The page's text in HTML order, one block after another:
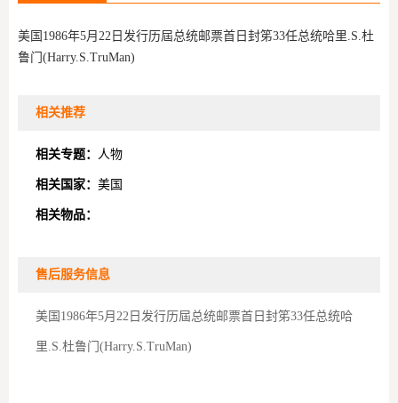
美国1986年5月22日发行历屆总统邮票首日封笫33任总统哈里.S.杜
鲁门(Harry.S.TruMan)
相关推荐
相关专题： 人物
相关国家： 美国
相关物品：
售后服务信息
美国1986年5月22日发行历屆总统邮票首日封笫33任总统哈
里.S.杜鲁门(Harry.S.TruMan)